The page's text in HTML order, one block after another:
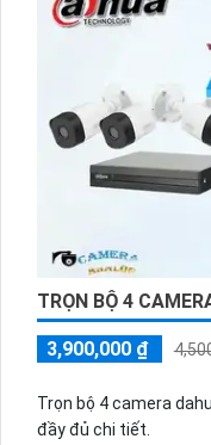
TRỌN BỘ 4
3,900,000 ₫
Trọn bộ 4 camera
đầy đủ chi tiết.